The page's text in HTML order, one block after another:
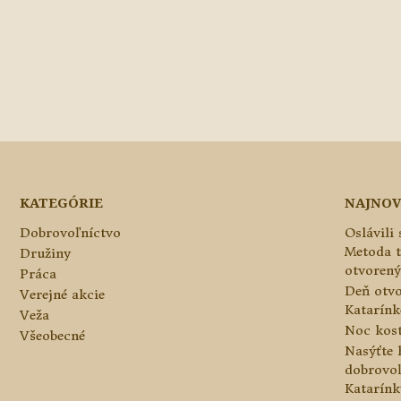
KATEGÓRIE
Dobrovoľníctvo
Družiny
Práca
Verejné akcie
Veža
Všeobecné
Oslávili
Metoda
Deň
Noc
Nasýťte